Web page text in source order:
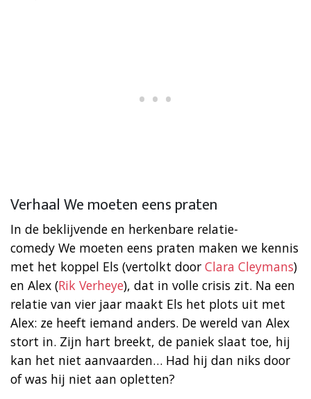
Verhaal We moeten eens praten
In de beklijvende en herkenbare relatie-
comedy We moeten eens praten maken we kennis
met het koppel Els (vertolkt door Clara Cleymans)
en Alex (Rik Verheye), dat in volle crisis zit. Na een
relatie van vier jaar maakt Els het plots uit met
Alex: ze heeft iemand anders. De wereld van Alex
stort in. Zijn hart breekt, de paniek slaat toe, hij
kan het niet aanvaarden… Had hij dan niks door
of was hij niet aan opletten?